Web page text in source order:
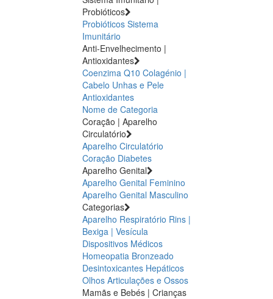
Probióticos
Probióticos Sistema
Imunitário
Anti-Envelhecimento |
Antioxidantes
Coenzima Q10 Colagénio |
Cabelo Unhas e Pele
Antioxidantes
Nome de Categoria
Coração | Aparelho
Circulatório
Aparelho Circulatório
Coração Diabetes
Aparelho Genital
Aparelho Genital Feminino
Aparelho Genital Masculino
Categorias
Aparelho Respiratório Rins |
Bexiga | Vesícula
Dispositivos Médicos
Homeopatia Bronzeado
Desintoxicantes Hepáticos
Olhos Articulações e Ossos
Mamãs e Bebés | Crianças